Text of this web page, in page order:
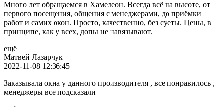
Много лет обращаемся в Хамелеон. Всегда всё на высоте, от
первого посещения, общения с менеджерами, до приёмки
работ и самих окон. Просто, качественно, без суеты. Цены, в
принципе, как у всех, допы не навязывают.
ещё
Матвей Лазарчук
2022-11-08 12:36:45
Заказывала окна у данного производителя , все понравилось ,
менеджеры все подсказали